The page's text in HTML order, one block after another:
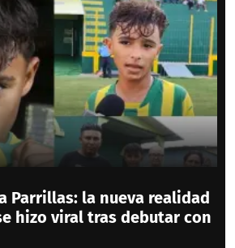
Parrillas: la nueva realidad
hizo viral tras debutar con